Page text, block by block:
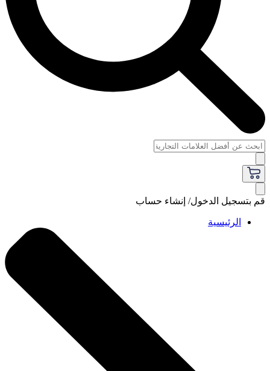
قم بتسجيل الدخول/ إنشاء حساب
الرئيسية